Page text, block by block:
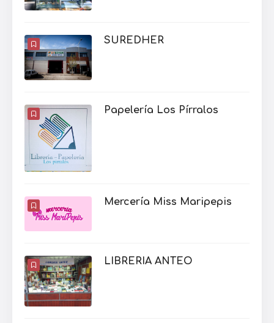
SUREDHER
Papelería Los Pírralos
Mercería Miss Maripepis
LIBRERIA ANTEO